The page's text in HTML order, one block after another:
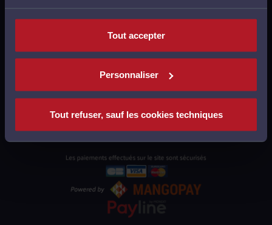
Tout accepter
Personnaliser
Tout refuser, sauf les cookies techniques
POLITIQUE DE CONFIDENTIALITÉ
POLITIQUE DES COOKIES
CGU AVOCATS
CGUV UTILISATEURS
PLAN DU SITE